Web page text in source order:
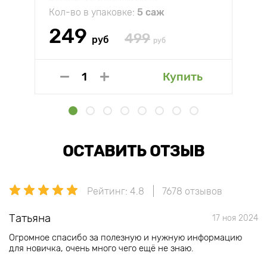
Кол-во в упаковке: 5 саж
249 руб 499 руб
Купить
ОСТАВИТЬ ОТЗЫВ
Рейтинг: 4.8 7678 отзывов
Татьяна 17 ноя 2024
Огромное спасибо за полезную и нужную информацию
для новичка, очень много чего ещё не знаю.